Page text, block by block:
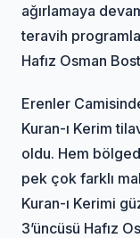
ağırlamaya
teravih
Hafız Osman
Erenler
Kuran-ı Kerim
oldu. Hem
pek çok farklı
Kuran-ı Kerimi
3’üncüsü Hafız